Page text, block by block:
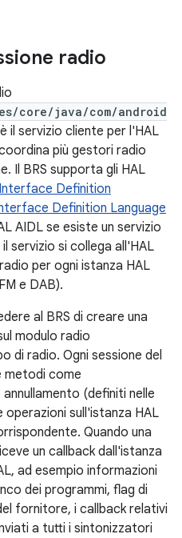
radio
core/java/com/android
il servizio cliente per l'HAL
più gestori radio
Il BRS supporta gli HAL
Definition
Definition Language
AIDL se esiste un servizio
servizio si collega all'HAL
per ogni istanza HAL
e DAB).
al BRS di creare una
modulo radio
di radio. Ogni sessione del
metodi come
(definiti nelle
sull'istanza HAL
Quando una
un callback dall'istanza
ad esempio informazioni
dei programmi, flag di
fornitore, i callback relativi
a tutti i sintonizzatori